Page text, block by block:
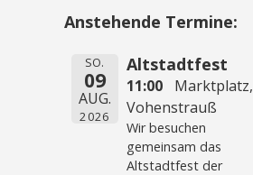
Anstehende Termine:
SO.
09
AUG.
2026
Altstadtfest
11:00
Marktplatz,
Vohenstrauß
Wir besuchen
gemeinsam das
Altstadtfest der